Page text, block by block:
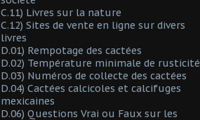
C.11) Livres sur la nature
C.12) Sites de vente en ligne sur divers
livres
D.01) Rempotage des cactées
D.02) Température minimale de rusticité
D.03) Numéros de collecte des cactées
D.04) Cactées calcicoles et calcifuges
mexicaines
D.06) Questions Vrai ou Faux sur les